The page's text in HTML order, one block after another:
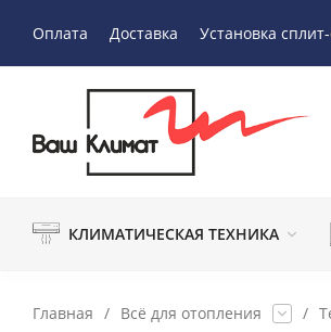
Оплата Доставка Установка
КЛИМАТИЧЕСКАЯ ТЕХНИКА
Главная / Всё для отопления /